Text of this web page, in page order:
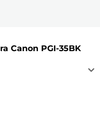
Canon PGI-35BK